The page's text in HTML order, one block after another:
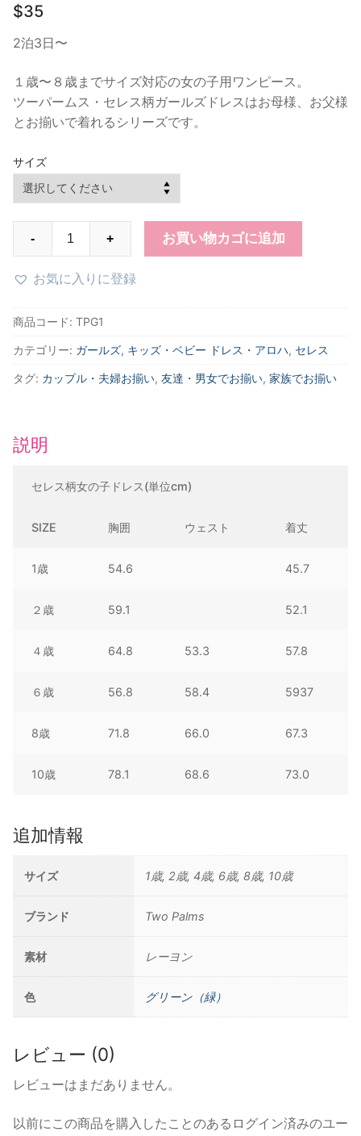
$35
2泊3日〜
１歳〜８歳までサイズ対応の女の子用ワンピース。
ツーパームス・セレス柄ガールズドレスはお母様、お父様
とお揃いで着れるシリーズです。
サイズ
女
の
子
個
- + お買い物カゴに追加
お気に入りに登録
商品コード: TPG1
カテゴリー: ガールズ, キッズ・ベビー ドレス・アロハ, セレス
タグ: カップル・夫婦お揃い, 友達・男女でお揃い, 家族でお揃い
説明
セレス柄女の子ドレス(単位cm)
SIZE 胸囲 ウェスト 着丈
1歳 54.6 45.7
２歳 59.1 52.1
４歳 64.8 53.3 57.8
６歳 56.8 58.4 5937
8歳 71.8 66.0 67.3
10歳 78.1 68.6 73.0
追加情報
サイズ 1歳, 2歳, 4歳, 6歳, 8歳, 10歳
ブランド Two Palms
素材 レーヨン
色 グリーン（緑）
レビュー (0)
レビューはまだありません。
以前にこの商品を購入したことのあるログイン済みのユー